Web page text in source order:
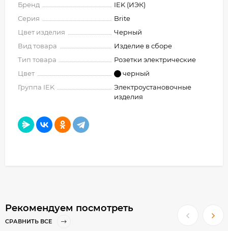
Бренд
IEK (ИЭК)
Серия
Brite
Цвет изделия
Черный
Вид товара
Изделие в сборе
Тип товара
Розетки электрические
Цвет
черный
Группа IEK
Электроустановочные
изделия
Рекомендуем посмотреть
СРАВНИТЬ ВСЕ